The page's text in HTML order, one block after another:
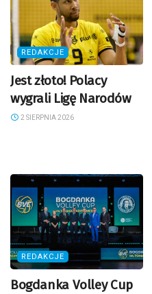
REDAKCJE
Jest złoto! Polacy
wygrali Ligę Narodów
2 SIERPNIA 2026
REDAKCJE
Bogdanka Volley Cup